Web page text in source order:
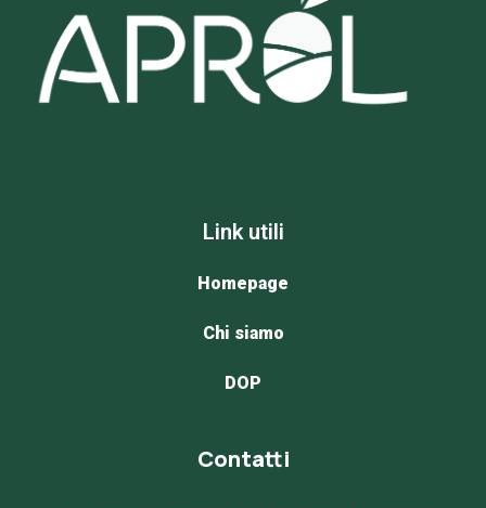
Link utili
Homepage
Chi siamo
DOP
Contatti